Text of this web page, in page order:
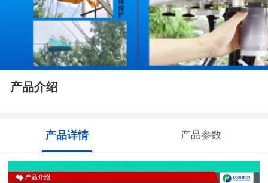
产品介绍
产品详情 产品参数